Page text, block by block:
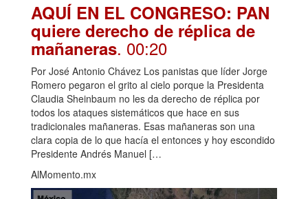
AQUÍ EN EL CONGRESO: PAN
quiere derecho de réplica de
mañaneras. 00:20
Por José Antonio Chávez Los panistas que líder Jorge
Romero pegaron el grito al cielo porque la Presidenta
Claudia Sheinbaum no les da derecho de réplica por
todos los ataques sistemáticos que hace en sus
tradicionales mañaneras. Esas mañaneras son una
clara copia de lo que hacía el entonces y hoy escondido
Presidente Andrés Manuel […
AlMomento.mx